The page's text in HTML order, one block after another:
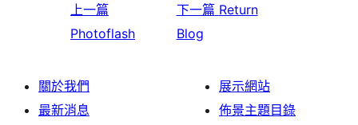
上一篇
Photoflash
下一篇 Return
Blog
關於我們
最新消息
展示網站
佈景主題目錄